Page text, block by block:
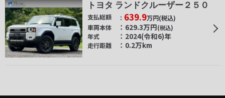
トヨタ ランドクルーザー２５０
支払総額 639.9万円(税込)
車両本体
629.3万円(税込)
年式 2024(令和6)年
走行距離 0.2万km